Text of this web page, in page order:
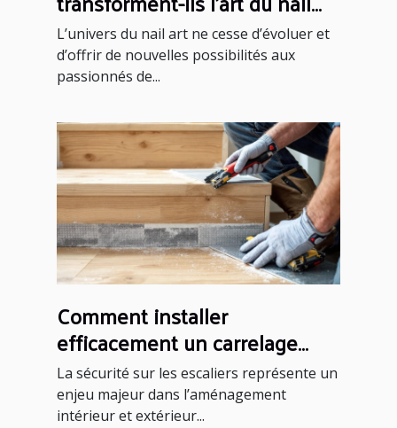
art ?
L’univers du nail art ne cesse d’évoluer et
d’offrir de nouvelles possibilités aux
passionnés de...
Comment installer
efficacement un carrelage
antidérapant sur un escalier ?
La sécurité sur les escaliers représente un
enjeu majeur dans l’aménagement
intérieur et extérieur...